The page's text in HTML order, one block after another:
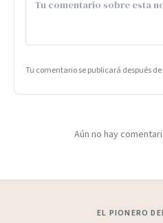
Tu comentario se publicará después
Aún no hay
EL PIONERO